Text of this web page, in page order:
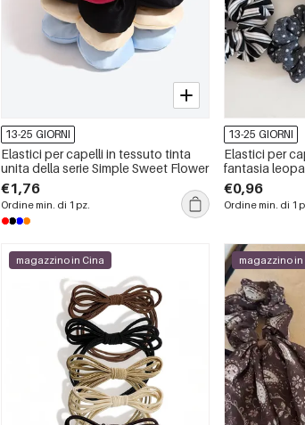
13-25 GIORNI
Elastici per capelli in tessuto tinta
unita della serie Simple Sweet Flower
€1,76
Ordine min. di 1 pz.
13-25 GIORNI
Elastici per
fantasia
in colori misti,
€0,96
Ordine min. di 1
magazzino in Cina magazzino in